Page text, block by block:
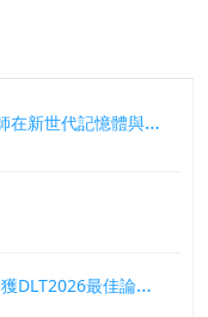
【專題演講】 梁郁珮教授 程式設計師在新世代記憶體與儲存系統中的角色與挑戰
周兆龍及郭崇韋老師指導的研究團隊獲DLT2026最佳論文獎